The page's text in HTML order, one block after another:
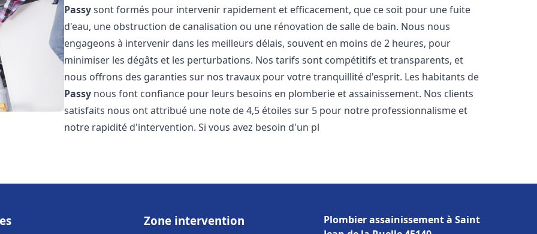
Passysont formés pour intervenir rapidement et efficacement, que ce soit pour une fuite
d'eau, une obstruction de canalisation ou une rénovation de salle de bain. Nous nous
engageons à intervenir dans les meilleurs délais, souvent en moins de 2 heures, pour
minimiser les dégâts et les perturbations. Nos tarifs sont compétitifs et transparents, et
nous offrons des garanties sur nos travaux pour votre tranquillité d'esprit. Les habitants de
Passy nous font confiance pour leurs besoins en plomberie et assainissement. Nos clients
satisfaits nous ont attribué une note de 4,5 étoiles sur 5 pour notre professionnalisme et
notre rapidité d'intervention. Si vous avez besoin d'un pl
Zone intervention
Plombier assainissement à Saint